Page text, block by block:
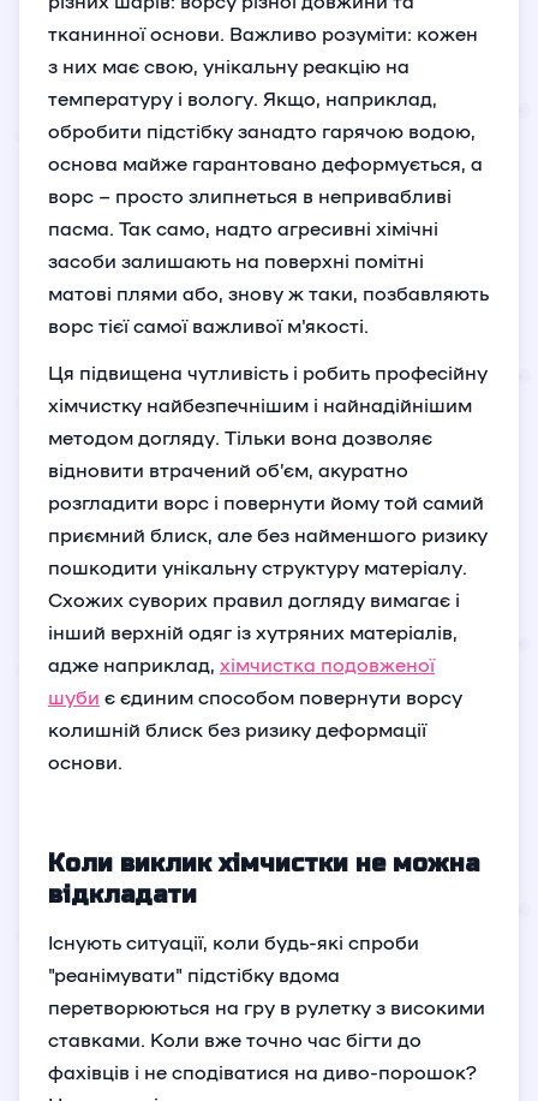
тканинної основи. Важливо розуміти: кожен
з них має свою, унікальну реакцію на
температуру і вологу. Якщо, наприклад,
обробити підстібку занадто гарячою водою,
основа майже гарантовано деформується, а
ворс – просто злипнеться в непривабливі
пасма. Так само, надто агресивні хімічні
засоби залишають на поверхні помітні
матові плями або, знову ж таки, позбавляють
ворс тієї самої важливої м'якості.
Ця підвищена чутливість і робить професійну
хімчистку найбезпечнішим і найнадійнішим
методом догляду. Тільки вона дозволяє
відновити втрачений об’єм, акуратно
розгладити ворс і повернути йому той самий
приємний блиск, але без найменшого ризику
пошкодити унікальну структуру матеріалу.
Схожих суворих правил догляду вимагає і
інший верхній одяг із хутряних матеріалів,
адже наприклад, хімчистка подовженої
шуби є єдиним способом повернути ворсу
колишній блиск без ризику деформації
основи.
Коли виклик хімчистки не можна
відкладати
Існують ситуації, коли будь-які спроби
"реанімувати" підстібку вдома
перетворюються на гру в рулетку з високими
ставками. Коли вже точно час бігти до
фахівців і не сподіватися на диво-порошок?